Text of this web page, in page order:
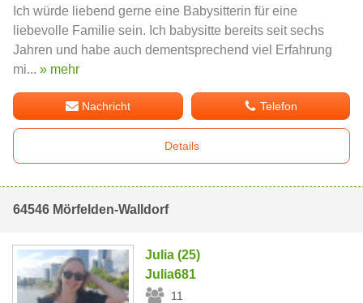
Ich würde liebend gerne eine Babysitterin für eine
liebevolle Familie sein. Ich babysitte bereits seit sechs
Jahren und habe auch dementsprechend viel Erfahrung
mi... » mehr
Nachricht Telefon
Details
64546 Mörfelden-Walldorf
Julia (25)
Julia681
11